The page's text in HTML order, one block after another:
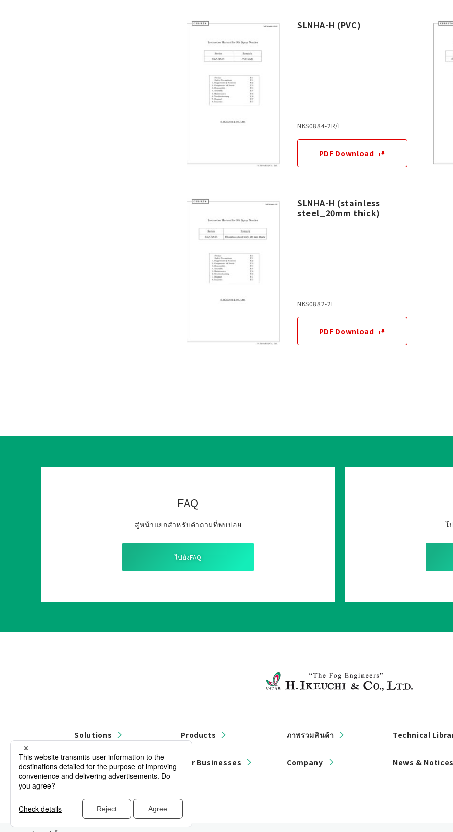
SLNHA-H (PVC)
NKS0884-2R/E
PDF Download
SLNHA-H (stainless
steel_20mm thick)
NKS0882-2E
PDF Download
FAQ
สู่หน้าแยกสำหรับคำถามที่พบบ่อย
ไปยังFAQ
โ
Solutions Products ภาพรวมสินค้า Technical
Contact Us Our Businesses Company News & Notices